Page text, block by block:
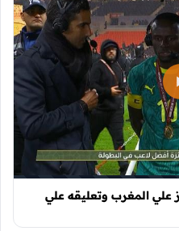
علي المغرب وتعليقه علي